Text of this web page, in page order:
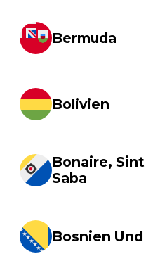
Bermuda
Bolivien
Bonaire,
Saba
Bosnien